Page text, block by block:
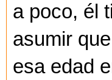
a poco, él
asumir
esa edad